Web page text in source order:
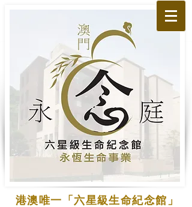
港澳唯一「六星級生命紀念館」